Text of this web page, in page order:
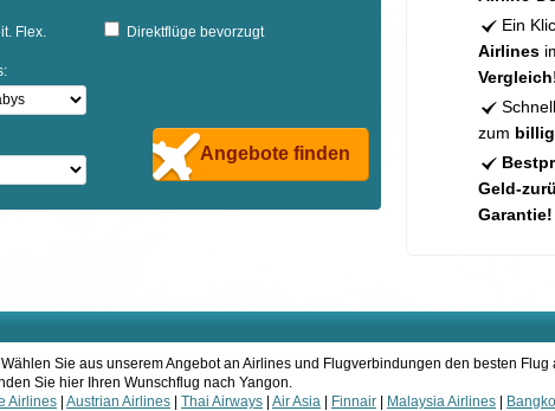
Flex.
Direktflüge bevorzugt
Angebote finden
Ein
Airlines
zum
Geld-
Garantie!
Sie aus unserem Angebot an Airlines und Flugverbindungen den besten Flug
Sie hier Ihren Wunschflug nach Yangon.
Airlines| Austrian Airlines| Thai Airways| Air Asia| Finnair| Malaysia Airlines|